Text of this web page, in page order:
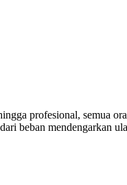
profesional, semua
beban mendengarkan